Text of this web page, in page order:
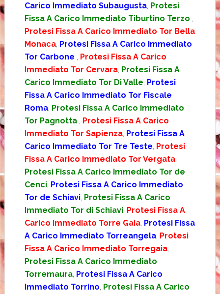
Carico Immediato Subaugusta, Protesi
Fissa A Carico Immediato Tiburtino Terzo
Protesi Fissa A Carico Immediato Tor Bella
Monaca, Protesi Fissa A Carico Immediato
Tor Carbone
Protesi Fissa A Carico
Immediato Tor Cervara, Protesi Fissa A
Carico Immediato Tor Di Valle Protesi
Fissa A Carico Immediato Tor Fiscale
Roma, Protesi Fissa A Carico Immediato
Tor Pagnotta
Protesi Fissa A Carico
Immediato Tor Sapienza, Protesi Fissa A
Carico Immediato Tor Tre Teste Protesi
Fissa A Carico Immediato Tor Vergata,
Protesi Fissa A Carico Immediato Tor de
Cenci, Protesi Fissa A Carico Immediato
Tor de Schiavi, Protesi Fissa A Carico
Immediato Tor di Schiavi, Protesi Fissa A
Carico Immediato Torre Gaia, Protesi Fissa
A Carico Immediato Torreangela, Protesi
Fissa A Carico Immediato Torregaia,
Protesi Fissa A Carico Immediato
Torremaura, Protesi Fissa A Carico
Immediato Torrino Protesi Fissa A Carico